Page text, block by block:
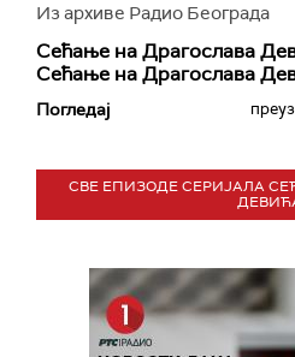
Из архиве Радио Београда
Сећање на Драгослава
Сећање на Драгослава
Погледај
СВЕ ЕПИЗОДЕ СЕРИЈАЛА